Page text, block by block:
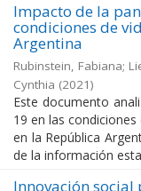
Impacto de la
condiciones de
Argentina
Rubinstein, Fabiana;
Cynthia (2021)
Este documento
19 en las
en la República
de la información
Innovación